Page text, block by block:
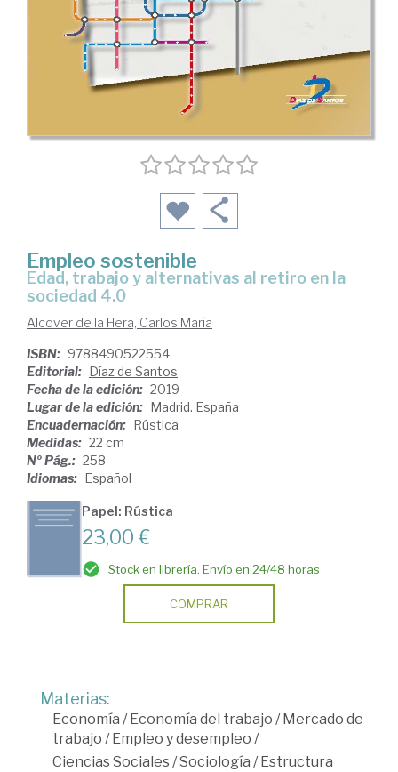
Empleo sostenible
edad, trabajo y alternativas al retiro en la
sociedad 4.0
Alcover de la Hera, Carlos María
ISBN: 9788490522554
Editorial: Díaz de Santos
Fecha de la edición: 2019
Lugar de la edición: Madrid. España
Encuadernación: Rústica
Medidas: 22 cm
Nº Pág.: 258
Idiomas: Español
Papel: Rústica
23,00 €
Stock en librería. Envío en 24/48 horas
COMPRAR
Materias:
Economía / Economía del trabajo / Mercado de
trabajo / Empleo y desempleo /
Ciencias Sociales/Sociología / Estructura